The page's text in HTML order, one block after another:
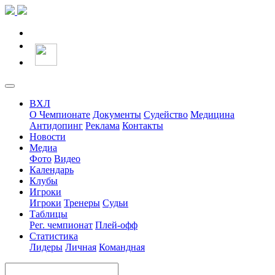
ВХЛ
О Чемпионате Документы Судейство Медицина
Антидопинг Реклама Контакты
Новости
Медиа
Фото Видео
Календарь
Клубы
Игроки
Игроки Тренеры Судьи
Таблицы
Рег. чемпионат Плей-офф
Статистика
Лидеры Личная Командная